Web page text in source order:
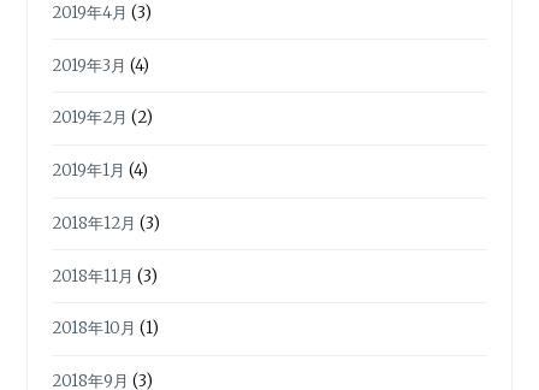
2019年4月 (3)
2019年3月 (4)
2019年2月 (2)
2019年1月 (4)
2018年12月 (3)
2018年11月 (3)
2018年10月 (1)
2018年9月 (3)